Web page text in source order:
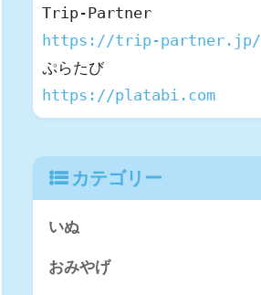
https://trip-partner.jp/
https://platabi.com
カテゴリー
いぬ
おみやげ